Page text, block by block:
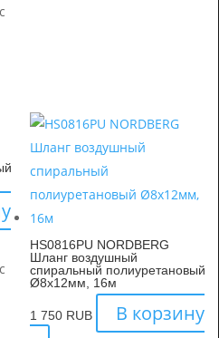
HS0816PU NORDBERG
Шланг воздушный
спиральный полиуретановый
Ø8х12мм, 16м
1 750 RUB В корзину